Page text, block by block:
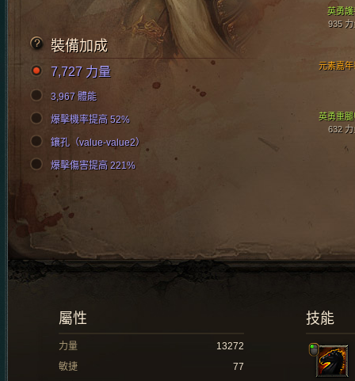
英勇護
935 力
英勇重腿
632 力
元素嘉年
裝備加成
7,727 力量
3,967 體能
爆擊機率提高 52%
鑲孔（value-value2）
爆擊傷害提高 221%
技能
屬性
力量
13272
敏捷
77